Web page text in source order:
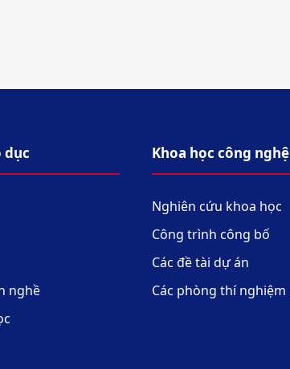
dục
nghề
Khoa học công nghệ
Nghiên cứu khoa học
Công trình công bố
Các đề tài dự án
Các phòng thí nghiệm